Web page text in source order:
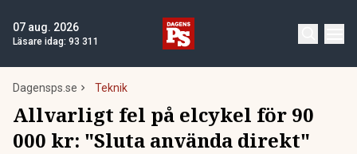
07 aug. 2026
Läsare idag: 93 311
Dagensps.se Teknik
Allvarligt fel på elcykel för 90
000 kr: "Sluta använda direkt"